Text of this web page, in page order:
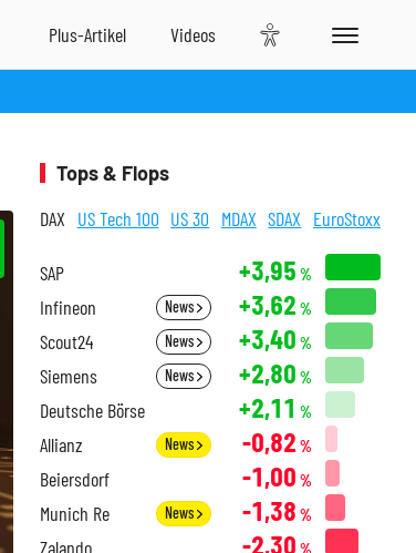
Tops & Flops
DAX US Tech 100 US 30 MDAX SDAX EuroStoxx
SAP +3,95 %
Infineon News +3,62 %
Scout24 News +3,40 %
Siemens News +2,80 %
Deutsche Börse +2,11 %
Allianz News -0,82 %
Beiersdorf -1,00 %
Munich Re News -1,38 %
Zalando -2,30 %